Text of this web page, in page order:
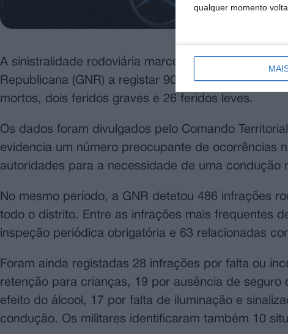
qualquer momento
A sinistralidade rodoviária marcou a última semana
Republicana (GNR) a registar 90 acidentes de
mortos, dois feridos graves e 26 feridos leves.
Os dados foram divulgados pelo Comando
evidencia um número preocupante de ocorrências
autoridades para a necessidade de uma condução
No mesmo período, a GNR detetou 486 infrações
todo o distrito. Entre as infrações mais frequentes
inspeção periódica obrigatória e 63 relacionadas
Foram ainda registadas 28 infrações por falta ou
retenção para crianças, 19 por ausência de
efeito do álcool, 17 por falta de iluminação e
condução. Os militares identificaram também 10